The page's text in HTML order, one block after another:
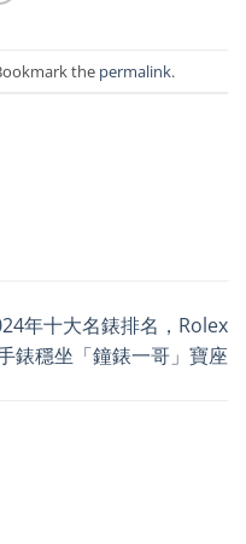
the permalink.
年十大名錶排名，Rolex
錶穩坐「鐘錶一哥」寶座